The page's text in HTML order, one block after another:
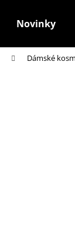
Novinky
Dámské